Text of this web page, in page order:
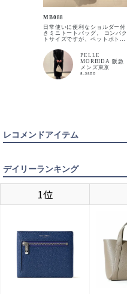
BLACK
GREIGE
NAVY
入荷待ち
MB088
日常使いに便利なショルダー付
きミニトートバッグ。 コンパク
トサイズですが、ペットボトル
す。 柔らかなシュリンクレザー
を使用し、シンプルで上品なデ
ザインなので、ユニセックスで
お使いいただけます。
PELLE
MORBIDA 阪急
メンズ東京
a.sano
レコメンドアイテム
デイリーランキング
1位